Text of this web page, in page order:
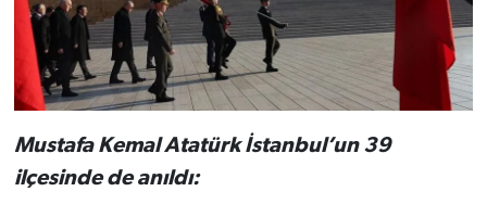
Mustafa Kemal Atatürk İstanbul’un 39
ilçesinde de anıldı: